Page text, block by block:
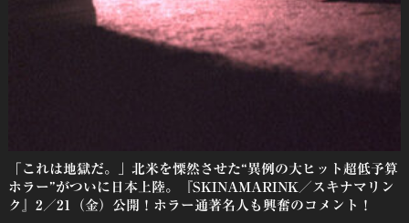
「これは地獄だ。」北米を慄然させた“異例の大ヒット超低予算
ホラー”がついに日本上陸。『SKINAMARINK／スキナマリン
ク』2／21（金）公開！ホラー通著名人も興奮のコメント！